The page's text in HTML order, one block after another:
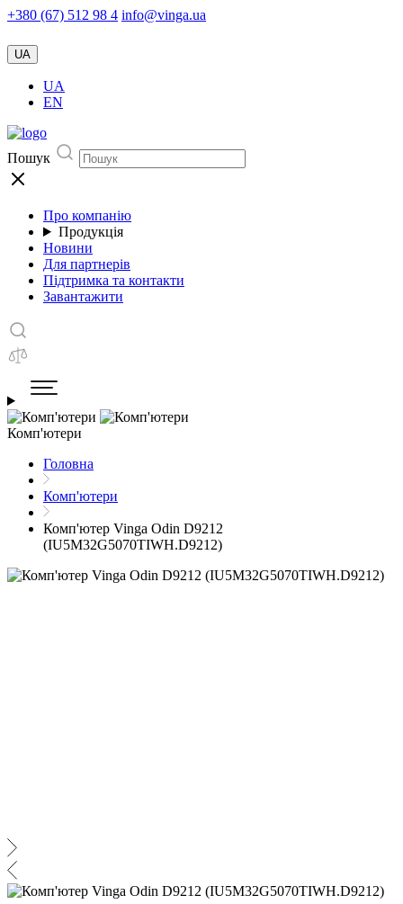
+380 (67) 512 98 4 info@vinga.ua
UA
UA
EN
Пошук
Про компанію
Продукція
Новини
Для партнерів
Підтримка та контакти
Завантажити
Комп'ютери
Головна
Комп'ютери
Комп'ютер Vinga Odin D9212
(IU5M32G5070TIWH.D9212)